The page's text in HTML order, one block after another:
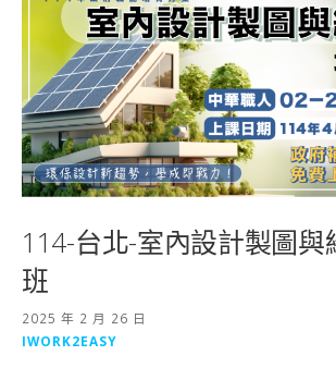
114-台北-室內設計製圖與
班
2025 年 2 月 26 日
IWORK2EASY